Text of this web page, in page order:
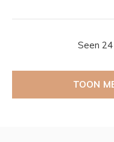
Seen
TOON